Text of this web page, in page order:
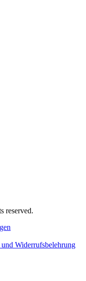
reserved.
Widerrufsbelehrung